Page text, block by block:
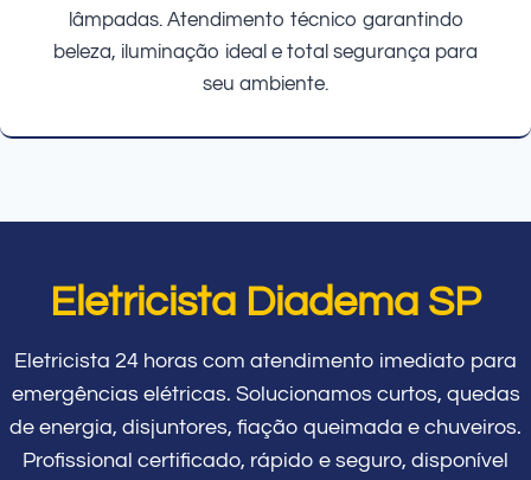
lâmpadas. Atendimento técnico garantindo
beleza, iluminação ideal e total segurança para
seu ambiente.
Eletricista Diadema SP
Eletricista 24 horas com atendimento imediato para
emergências elétricas. Solucionamos curtos, quedas
de energia, disjuntores, fiação queimada e chuveiros.
Profissional certificado, rápido e seguro, disponível